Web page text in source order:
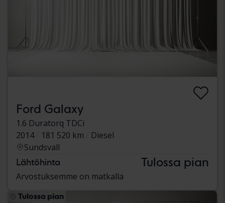
Ford Galaxy
1.6 Duratorq TDCi
2014
181 520 km
Diesel
Sundsvall
Lähtöhinta Tulossa pian
Arvostuksemme on matkalla
Tulossa pian